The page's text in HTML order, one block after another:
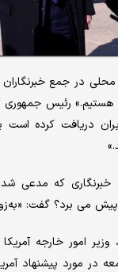
در جمع خبرنگاران
رئیس جمهوری
دریافت کرده است
که مدعی شد
پیش می برد؟ گفت:
وزیر امور خارجه
در مورد پیشنهاد